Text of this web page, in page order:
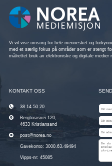
Vi vil vise omsorg for hele mennesket og
med et særlig fokus på områder som er stengt
målrettet bruk av elektroniske og digitale medier
KONTAKT OSS
38 14 50 20
Bergtorasvei 120,
4633 Kristiansand
post@norea.no
Gavekonto: 3000.63.49494
Vipps-nr: 45085